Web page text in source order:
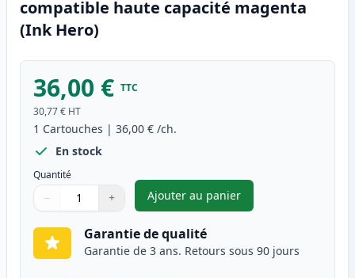
compatible haute capacité magenta
(Ink Hero)
36,00 € TTC
30,77 € HT
1 Cartouches | 36,00 € /ch.
En stock
Quantité
Quantité
Utilisez les boutons pour ajuster
− +
Quantité
Ajouter au panier
,Brother TN247 (TN243)
Garantie de qualité
Garantie de 3 ans. Retours sous 90 jours